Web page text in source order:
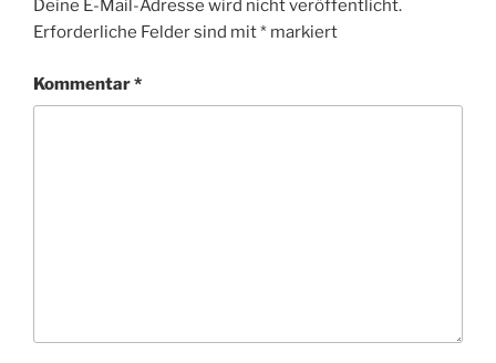
Deine E-Mail-Adresse wird nicht veröffentlicht.
Erforderliche Felder sind mit* markiert
Kommentar*